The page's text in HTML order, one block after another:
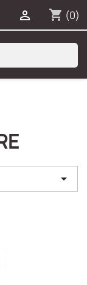
shopping_cart (0)

